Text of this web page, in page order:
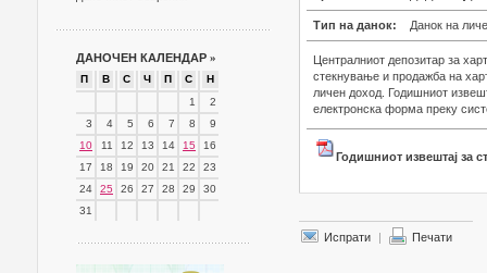
ДАНОЧЕН КАЛЕНДАР »
П В С Ч П С
Н
1
2
3
4 5 6 7 8
9
10
11 12 13 14 15
16
17
18 19 20 21 22
23
24
25 26 27 28 29
30
31
Тип на данок: Данок на
Централниот депозитар за
стекнување и продажба на
личен доход. Годишниот
електронска форма преку
Годишниот извештај за
Испрати | Печати